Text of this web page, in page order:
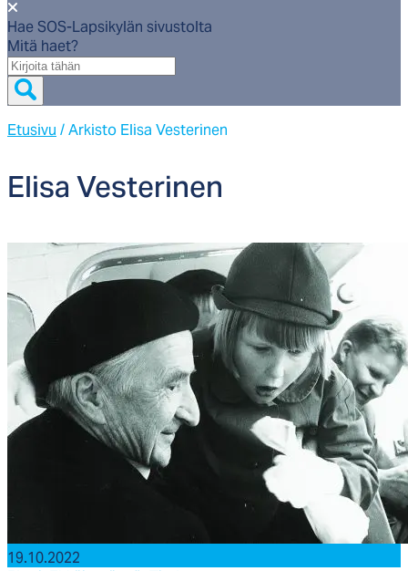
Hae SOS-Lapsikylän sivustolta
Mitä haet?
Mitä
haet?
Etusivu /Arkisto Elisa Vesterinen
Eli­sa Ves­te­ri­nen
19.10.2022